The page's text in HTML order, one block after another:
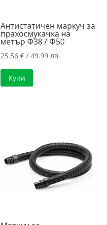
Антистатичен маркуч за
прахосмукачка на
метър Ф38 / Ф50
25.56€ / 49.99 лв.
Купи